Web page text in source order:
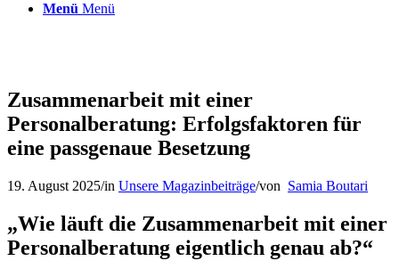
Menü Menü
Zusammenarbeit mit einer
Personalberatung: Erfolgsfaktoren für
eine passgenaue Besetzung
19. August 2025/in Unsere Magazinbeiträge/von Samia Boutari
„Wie läuft die Zusammenarbeit mit einer
Personalberatung eigentlich genau ab?“